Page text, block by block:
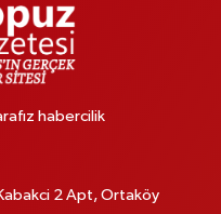
habercilik
2 Apt, Ortaköy